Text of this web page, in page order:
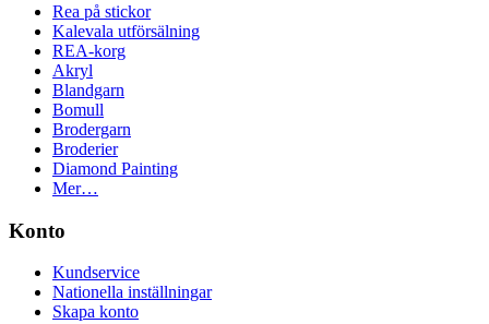
Rea på stickor
Kalevala utförsälning
REA-korg
Akryl
Blandgarn
Bomull
Brodergarn
Broderier
Diamond Painting
Mer…
Konto
Kundservice
Nationella inställningar
Skapa konto